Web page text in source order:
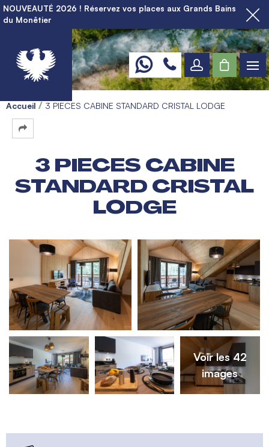
NOUVEAUTÉ 2026 ! Réservez vos places aux Grands Bains
du Monêtier
Accueil 3 PIECES CABINE STANDARD CRISTAL LODGE
3 PIECES CABINE
STANDARD CRISTAL
LODGE
Voir les 42
images